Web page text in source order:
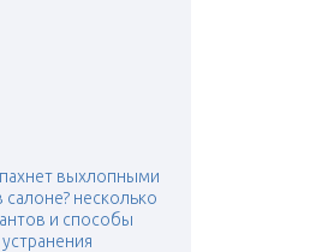
выхлопными
салоне? несколько
и способы
устранения